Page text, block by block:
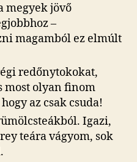
megyek jövő
–
magamból ez elmúlt
redőnytokokat,
most olyan finom
az csak csuda!
Igazi,
teára vágyom, sok